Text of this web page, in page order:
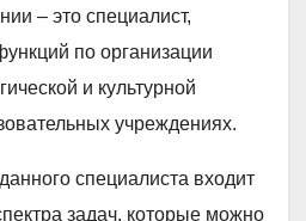
– это специалист,
по организации
и культурной
учреждениях.
специалиста входит
задач, которые можно